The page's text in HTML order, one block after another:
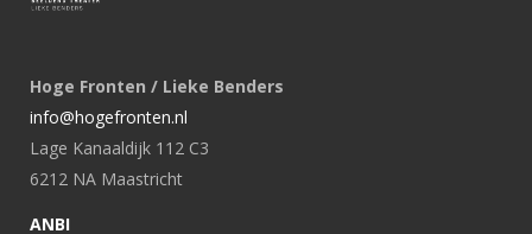
Hoge Fronten / Lieke Benders
info@hogefronten.nl
Lage Kanaaldijk 112 C3
6212 NA Maastricht
ANBI